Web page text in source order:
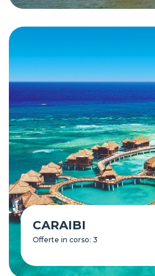
CARAIBI
Offerte in corso: 3